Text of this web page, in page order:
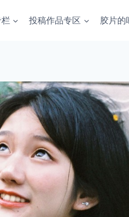
投稿作品专区 胶片的